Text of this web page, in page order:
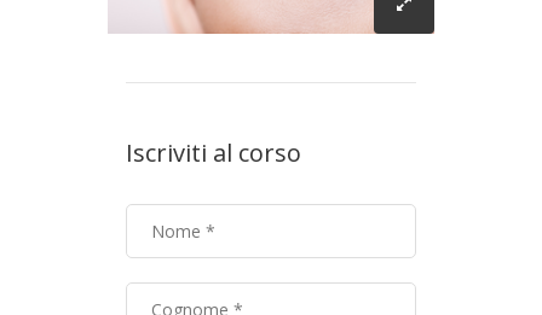
Iscriviti al corso